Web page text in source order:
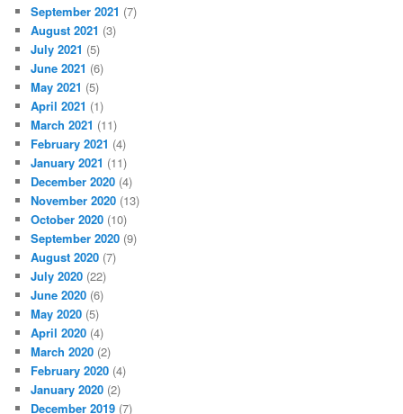
September 2021 (7)
August 2021 (3)
July 2021 (5)
June 2021 (6)
May 2021 (5)
April 2021 (1)
March 2021 (11)
February 2021 (4)
January 2021 (11)
December 2020 (4)
November 2020 (13)
October 2020 (10)
September 2020 (9)
August 2020 (7)
July 2020 (22)
June 2020 (6)
May 2020 (5)
April 2020 (4)
March 2020 (2)
February 2020 (4)
January 2020 (2)
December 2019 (7)